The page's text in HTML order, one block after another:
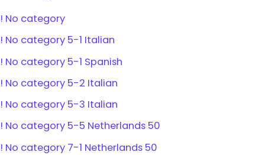
! No category
! No category 5-1 Italian
! No category 5-1 Spanish
! No category 5-2 Italian
! No category 5-3 Italian
! No category 5-5 Netherlands 50
! No category 7-1 Netherlands 50